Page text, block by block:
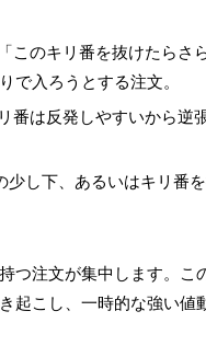
「このキリ番を抜けたらさ
で入ろうとする注文。
番は反発しやすいから逆
少し下、あるいはキリ番
つ注文が集中します。こ
起こし、一時的な強い値